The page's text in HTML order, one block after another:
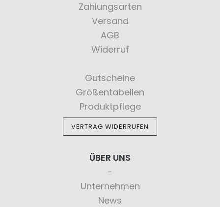
Zahlungsarten
Versand
AGB
Widerruf
Gutscheine
Größentabellen
Produktpflege
VERTRAG WIDERRUFEN
ÜBER UNS
Unternehmen
News